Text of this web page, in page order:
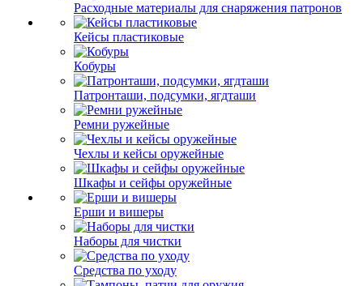
Расходные материалы для снаряжения патронов
Кейсы пластиковые
Кобуры
Патронташи, подсумки, ягдташи
Ремни ружейные
Чехлы и кейсы оружейные
Шкафы и сейфы оружейные
Ерши и вишеры
Наборы для чистки
Средства по уходу